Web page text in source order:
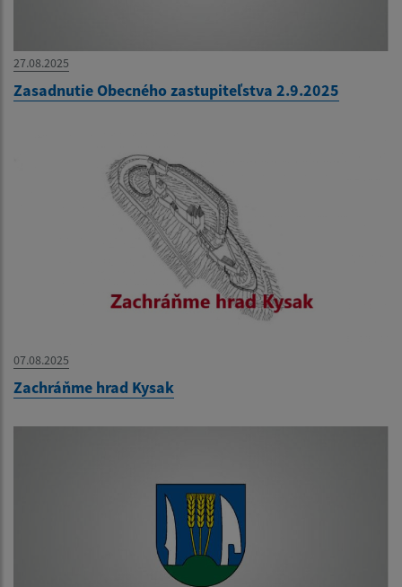
27.08.2025
Zasadnutie Obecného zastupiteľstva 2.9.2025
07.08.2025
Zachráňme hrad Kysak